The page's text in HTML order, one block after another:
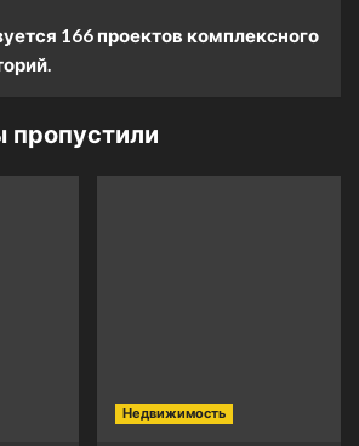
166 проектов комплексного
Недвижимость